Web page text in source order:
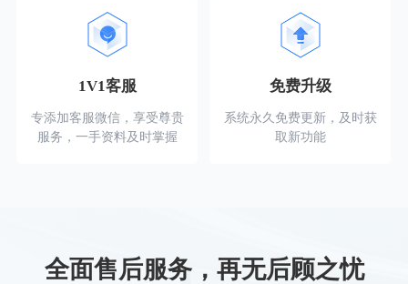
1V1客服
专添加客服微信，享受尊贵
服务，一手资料及时掌握
免费升级
系统永久免费更新，及时获
取新功能
全面售后服务，再无后顾之忧